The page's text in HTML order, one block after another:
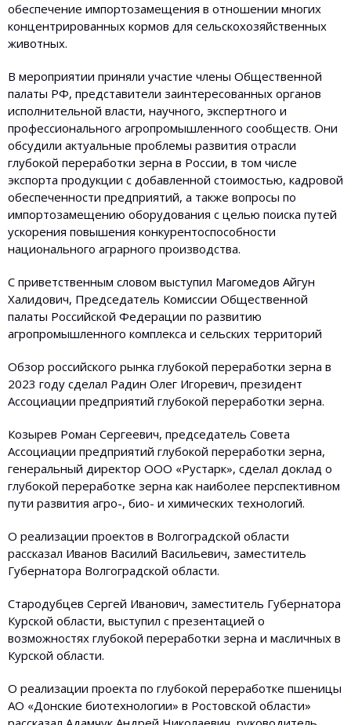
обеспечение импортозамещения в отношении многих
концентрированных кормов для сельскохозяйственных
животных.
В мероприятии приняли участие члены Общественной
палаты РФ, представители заинтересованных органов
исполнительной власти, научного, экспертного и
профессионального агропромышленного сообществ. Они
обсудили актуальные проблемы развития отрасли
глубокой переработки зерна в России, в том числе
экспорта продукции с добавленной стоимостью, кадровой
обеспеченности предприятий, а также вопросы по
импортозамещению оборудования с целью поиска путей
ускорения повышения конкурентоспособности
национального аграрного производства.
С приветственным словом выступил Магомедов Айгун
Халидович, Председатель Комиссии Общественной
палаты Российской Федерации по развитию
агропромышленного комплекса и сельских территорий
Обзор российского рынка глубокой переработки зерна в
2023 году сделал Радин Олег Игоревич, президент
Ассоциации предприятий глубокой переработки зерна.
Козырев Роман Сергеевич, председатель Совета
Ассоциации предприятий глубокой переработки зерна,
генеральный директор ООО «Рустарк», сделал доклад о
глубокой переработке зерна как наиболее перспективном
пути развития агро-, био- и химических технологий.
О реализации проектов в Волгоградской области
рассказал Иванов Василий Васильевич, заместитель
Губернатора Волгоградской области.
Стародубцев Сергей Иванович, заместитель Губернатора
Курской области, выступил с презентацией о
возможностях глубокой переработки зерна и масличных в
Курской области.
О реализации проекта по глубокой переработке пшеницы
АО «Донские биотехнологии» в Ростовской области»